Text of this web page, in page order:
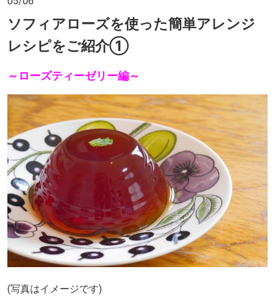
ソフィアローズを使った簡単アレンジ
レシピをご紹介①
～ローズティーゼリー編～
(写真はイメージです)